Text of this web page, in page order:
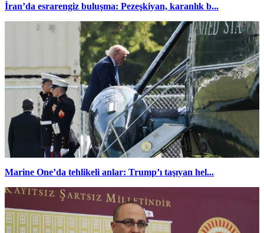
İran’da esrarengiz buluşma: Pezeşkiyan, karanlık b...
Marine One’da tehlikeli anlar: Trump’ı taşıyan hel...